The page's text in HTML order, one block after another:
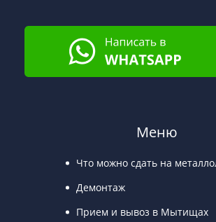
Меню
Что можно сдать на
Демонтаж
Прием и вывоз в Мытищах